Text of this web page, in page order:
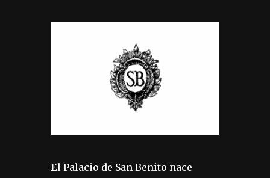
El Palacio de San Benito nace